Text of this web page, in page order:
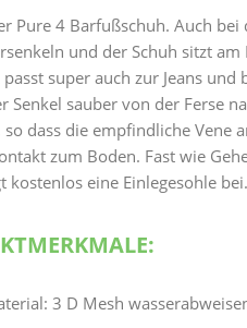
Pure 4 Barfußschuh. Auch
und der Schuh sitzt
super auch zur Jeans
Senkel sauber von der Ferse
so dass die empfindliche Vene
zum Boden. Fast wie
kostenlos eine Einlegesohle
3 D Mesh